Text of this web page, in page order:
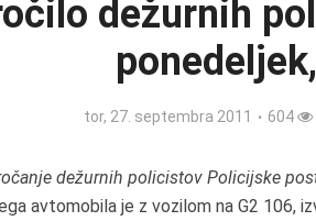
dežurnih
tor, 27. septembra 2011 604
dežurnih policistov Policijske
avtomobila je z vozilom na G2 106,